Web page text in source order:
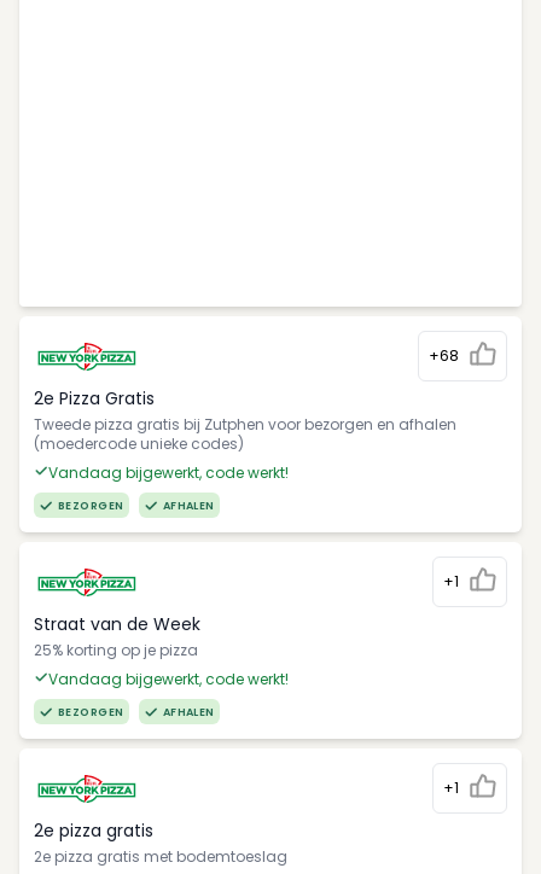
+68
2e Pizza Gratis
Tweede pizza gratis bij Zutphen voor bezorgen en afhalen
(moedercode unieke codes)
Vandaag bijgewerkt, code werkt!
BEZORGEN AFHALEN
+1
Straat van de Week
25% korting op je pizza
Vandaag bijgewerkt, code werkt!
BEZORGEN AFHALEN
+1
2e pizza gratis
2e pizza gratis met bodemtoeslag